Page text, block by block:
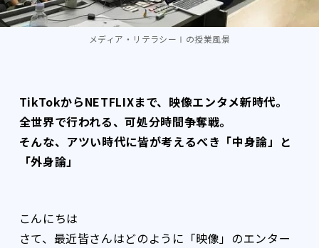
メディア・リテラシーⅠの授業風景
TikTokからNETFLIXまで、映像エンタメ新時代。
全世界で行われる、可処分時間争奪戦。
そんな、アツい時代に皆が考えるべき「中身論」と
「外身論」
こんにちは
さて、最近皆さんはどのように「映像」のエンター